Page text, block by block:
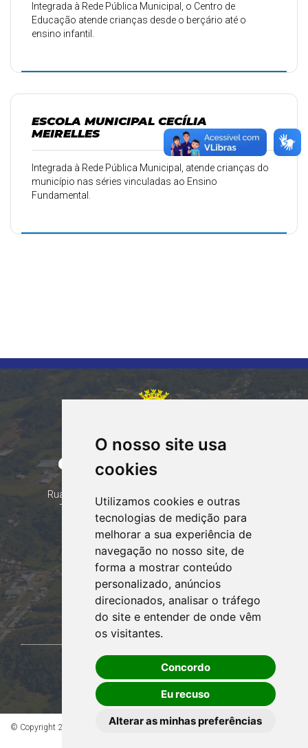
O nosso site usa
cookies
Utilizamos cookies e outras
tecnologias de medição para
melhorar a sua experiência de
navegação no nosso site, de
forma a mostrar conteúdo
personalizado, anúncios
direcionados, analisar o tráfego
do site e entender de onde vêm
os visitantes.
Concordo
Eu recuso
Alterar as minhas preferências
Integrada à Rede Pública Municipal, o Centro de
Educação atende crianças desde o berçário até o
ensino infantil.
ESCOLA MUNICIPAL CECÍLIA
MEIRELLES
Integrada à Rede Pública Municipal, atende crianças do
município nas séries vinculadas ao Ensino
Fundamental.
CORUMBATAÍ DO SUL
PARANÁ
Rua Tocantins 153 Corumbataí - CEP: 86.970-000
Telefone: (44) 99935-8828, (44) 99935-8839
contato@corumbataidosul.pr.gov.br
Atendimento
Segunda a Sexta-feira
07:30h às 11:30h e das 13:00h às 17:00h
Acessar webmail!
© Copyright 2026 - Todos os direitos reservados à Prefeitura de